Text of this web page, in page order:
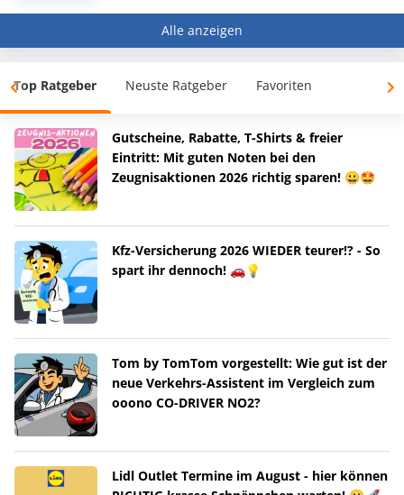
Alle anzeigen
Top Ratgeber Neuste Ratgeber Favoriten
Gutscheine, Rabatte, T-Shirts & freier
Eintritt: Mit guten Noten bei den
Zeugnisaktionen 2026 richtig sparen! 😀🤩
Kfz-Versicherung 2026 WIEDER teurer!? - So
spart ihr dennoch! 🚗💡
Tom by TomTom vorgestellt: Wie gut ist der
neue Verkehrs-Assistent im Vergleich zum
ooono CO-DRIVER NO2?
Lidl Outlet Termine im August - hier können